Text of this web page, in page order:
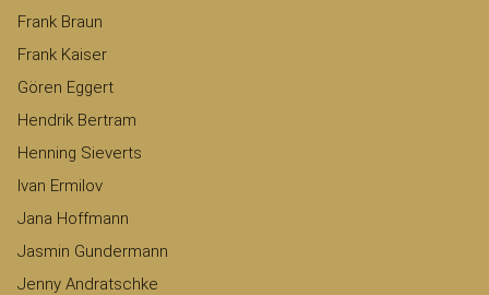
Frank Braun
Frank Kaiser
Gören Eggert
Hendrik Bertram
Henning Sieverts
Ivan Ermilov
Jana Hoffmann
Jasmin Gundermann
Jenny Andratschke